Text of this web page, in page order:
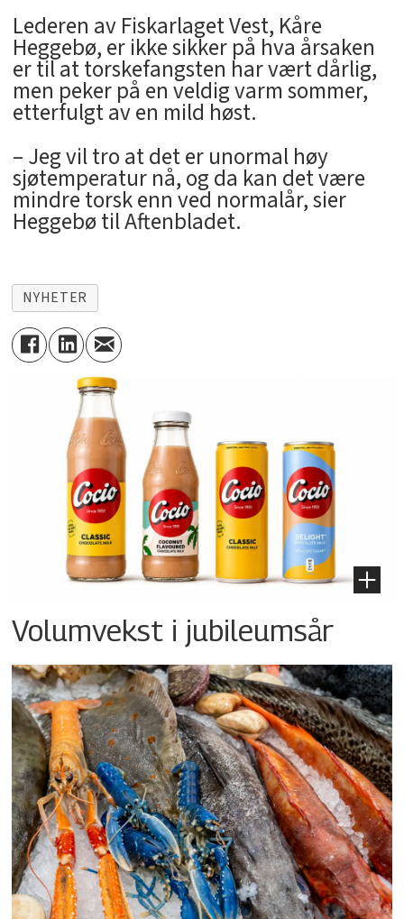
Lederen av Fiskarlaget Vest, Kåre
Heggebø, er ikke sikker på hva årsaken
er til at torskefangsten har vært dårlig,
men peker på en veldig varm sommer,
etterfulgt av en mild høst.
– Jeg vil tro at det er unormal høy
sjøtemperatur nå, og da kan det være
mindre torsk enn ved normalår, sier
Heggebø til Aftenbladet.
NYHETER
Volumvekst i jubileumsår